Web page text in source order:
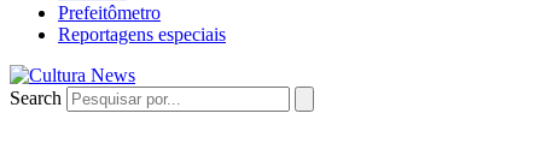
Prefeitômetro
Reportagens especiais
Search